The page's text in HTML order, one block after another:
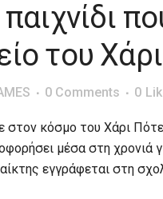
του
0 Comments 0
στον κόσμο του Χάρι
μέσα στη χρονιά
εγγράφεται στη